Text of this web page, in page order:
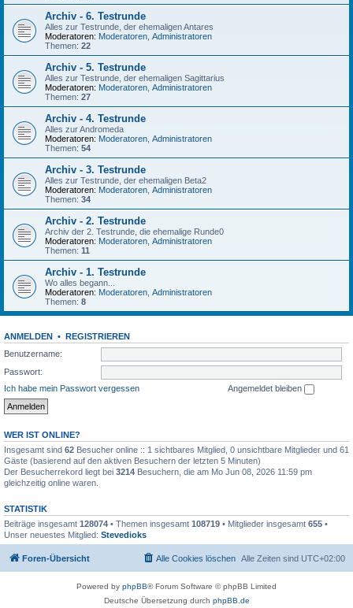
Archiv - 6. Testrunde
Alles zur Testrunde, der ehemaligen Antares
Moderatoren: Moderatoren Administratoren
Themen: 22
Archiv - 5. Testrunde
Alles zur Testrunde, der ehemaligen Sagittarius
Moderatoren: Moderatoren Administratoren
Themen: 27
Archiv - 4. Testrunde
Alles zur Andromeda
Moderatoren: Moderatoren Administratoren
Themen: 54
Archiv - 3. Testrunde
Alles zur Testrunde, der ehemaligen Beta2
Moderatoren: Moderatoren Administratoren
Themen: 34
Archiv - 2. Testrunde
Archiv der 2. Testrunde, die ehemalige Runde0
Moderatoren: Moderatoren Administratoren
Themen: 11
Archiv - 1. Testrunde
Wo alles begann...
Moderatoren: Moderatoren Administratoren
Themen: 8
ANMELDEN • REGISTRIEREN
Benutzername:
Passwort:
Ich habe mein Passwort vergessen
Angemeldet bleiben
WER IST ONLINE?
Insgesamt sind 62 Besucher online :: 1 sichtbares Mitglied, 0 unsichtbare Mitglieder und 61
Gäste (basierend auf den aktiven Besuchern der letzten 5 Minuten)
Der Besucherrekord liegt bei 3214 Besuchern, die am Mo Jun 08, 2026 11:59 pm
gleichzeitig online waren.
STATISTIK
Beiträge insgesamt 128074 • Themen insgesamt 108719 • Mitglieder insgesamt 655 •
Unser neuestes Mitglied: Stevedioks
Foren-Übersicht Alle Zeiten sind UTC+02:00
Alle Cookies löschen
Powered by phpBB® Forum Software © phpBB Limited
Deutsche Übersetzung durch phpBB.de